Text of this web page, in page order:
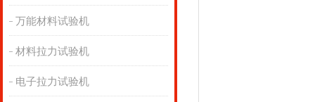
万能材料试验机
材料拉力试验机
电子拉力试验机